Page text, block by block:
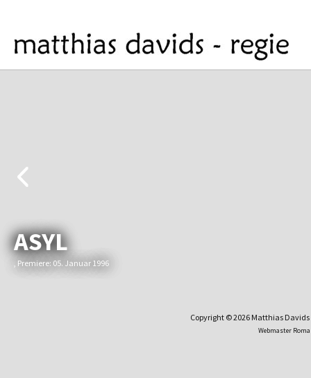
ASYL
, Premiere: 05. Januar 1996
Copyright © 2026 Matthias
Webmaster